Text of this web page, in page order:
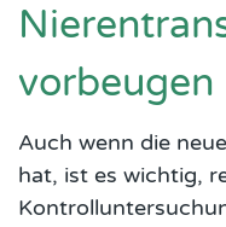
vorbeugen
Auch wenn die
hat, ist es wichtig,